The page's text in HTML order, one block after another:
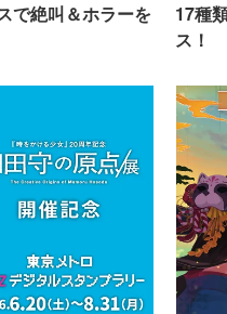
で絶叫＆ホラーを
17種
ス！